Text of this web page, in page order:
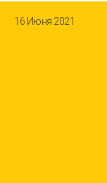
16 Июня 2021